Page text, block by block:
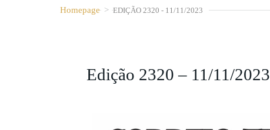
Homepage > EDIÇÃO 2320 - 11/11/2023
Edição 2320 – 11/11/2023